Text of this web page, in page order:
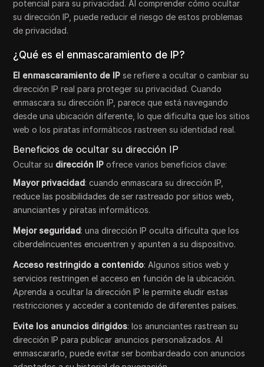
potencial para su privacidad. Al comprender cómo ocultar
su dirección IP, puede reducir el riesgo de estos problemas
de privacidad.
¿Qué es el enmascaramiento de IP?
El enmascaramiento de IP se refiere a ocultar o cambiar su
dirección IP real para proteger su privacidad. Cuando
enmascara su dirección IP, parece que está navegando
desde una ubicación diferente, lo que dificulta que los sitios
web o los piratas informáticos rastreen su identidad real.
Beneficios de ocultar su dirección IP
Ocultar su dirección IP ofrece varios beneficios clave:
Mayor privacidad: cuando enmascara su dirección IP,
reduce las posibilidades de ser rastreado por sitios web,
anunciantes y piratas informáticos.
Mejor seguridad: una dirección IP oculta dificulta que los
ciberdelincuentes encuentren y apunten a su dispositivo.
Acceso restringido a contenido: Algunos sitios web y
servicios restringen el acceso en función de la ubicación.
Aprenda a ocultar la dirección IP le permite eludir estas
restricciones y acceder a contenido de diferentes países.
Evite los anuncios dirigidos: los anunciantes rastrean su
dirección IP para publicar anuncios personalizados. Al
enmascararlo, puede evitar ser bombardeado con anuncios